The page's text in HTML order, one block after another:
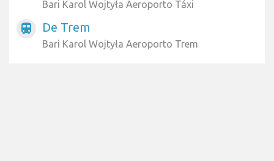
Bari Karol Wojtyła Aeroporto Táxi
train De Trem
Bari Karol Wojtyła Aeroporto Trem